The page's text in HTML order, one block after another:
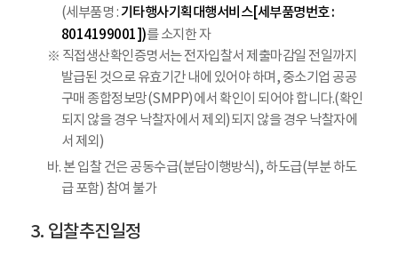
(세부품명 : 기타행사기획대행서비스[세부품명번호 :
8014199001])를 소지한 자
※ 직접생산확인증명서는 전자입찰서 제출마감일 전일까지
발급된 것으로 유효기간 내에 있어야 하며, 중소기업 공공
구매 종합정보망(SMPP)에서 확인이 되어야 합니다.(확인
되지 않을 경우 낙찰자에서 제외)되지 않을 경우 낙찰자에
서 제외)
바. 본 입찰 건은 공동수급(분담이행방식), 하도급(부분 하도
급 포함) 참여 불가
입찰추진일정